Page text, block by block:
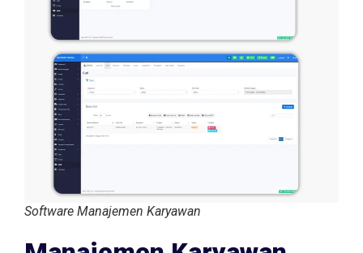
Software Manajemen Karyawan
Manajemen Karyawan